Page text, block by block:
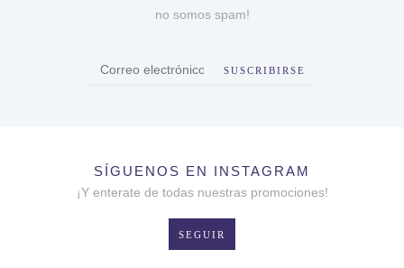
no somos spam!
SUSCRIBIRSE
SÍGUENOS EN INSTAGRAM
¡Y enterate de todas nuestras promociones!
SEGUIR